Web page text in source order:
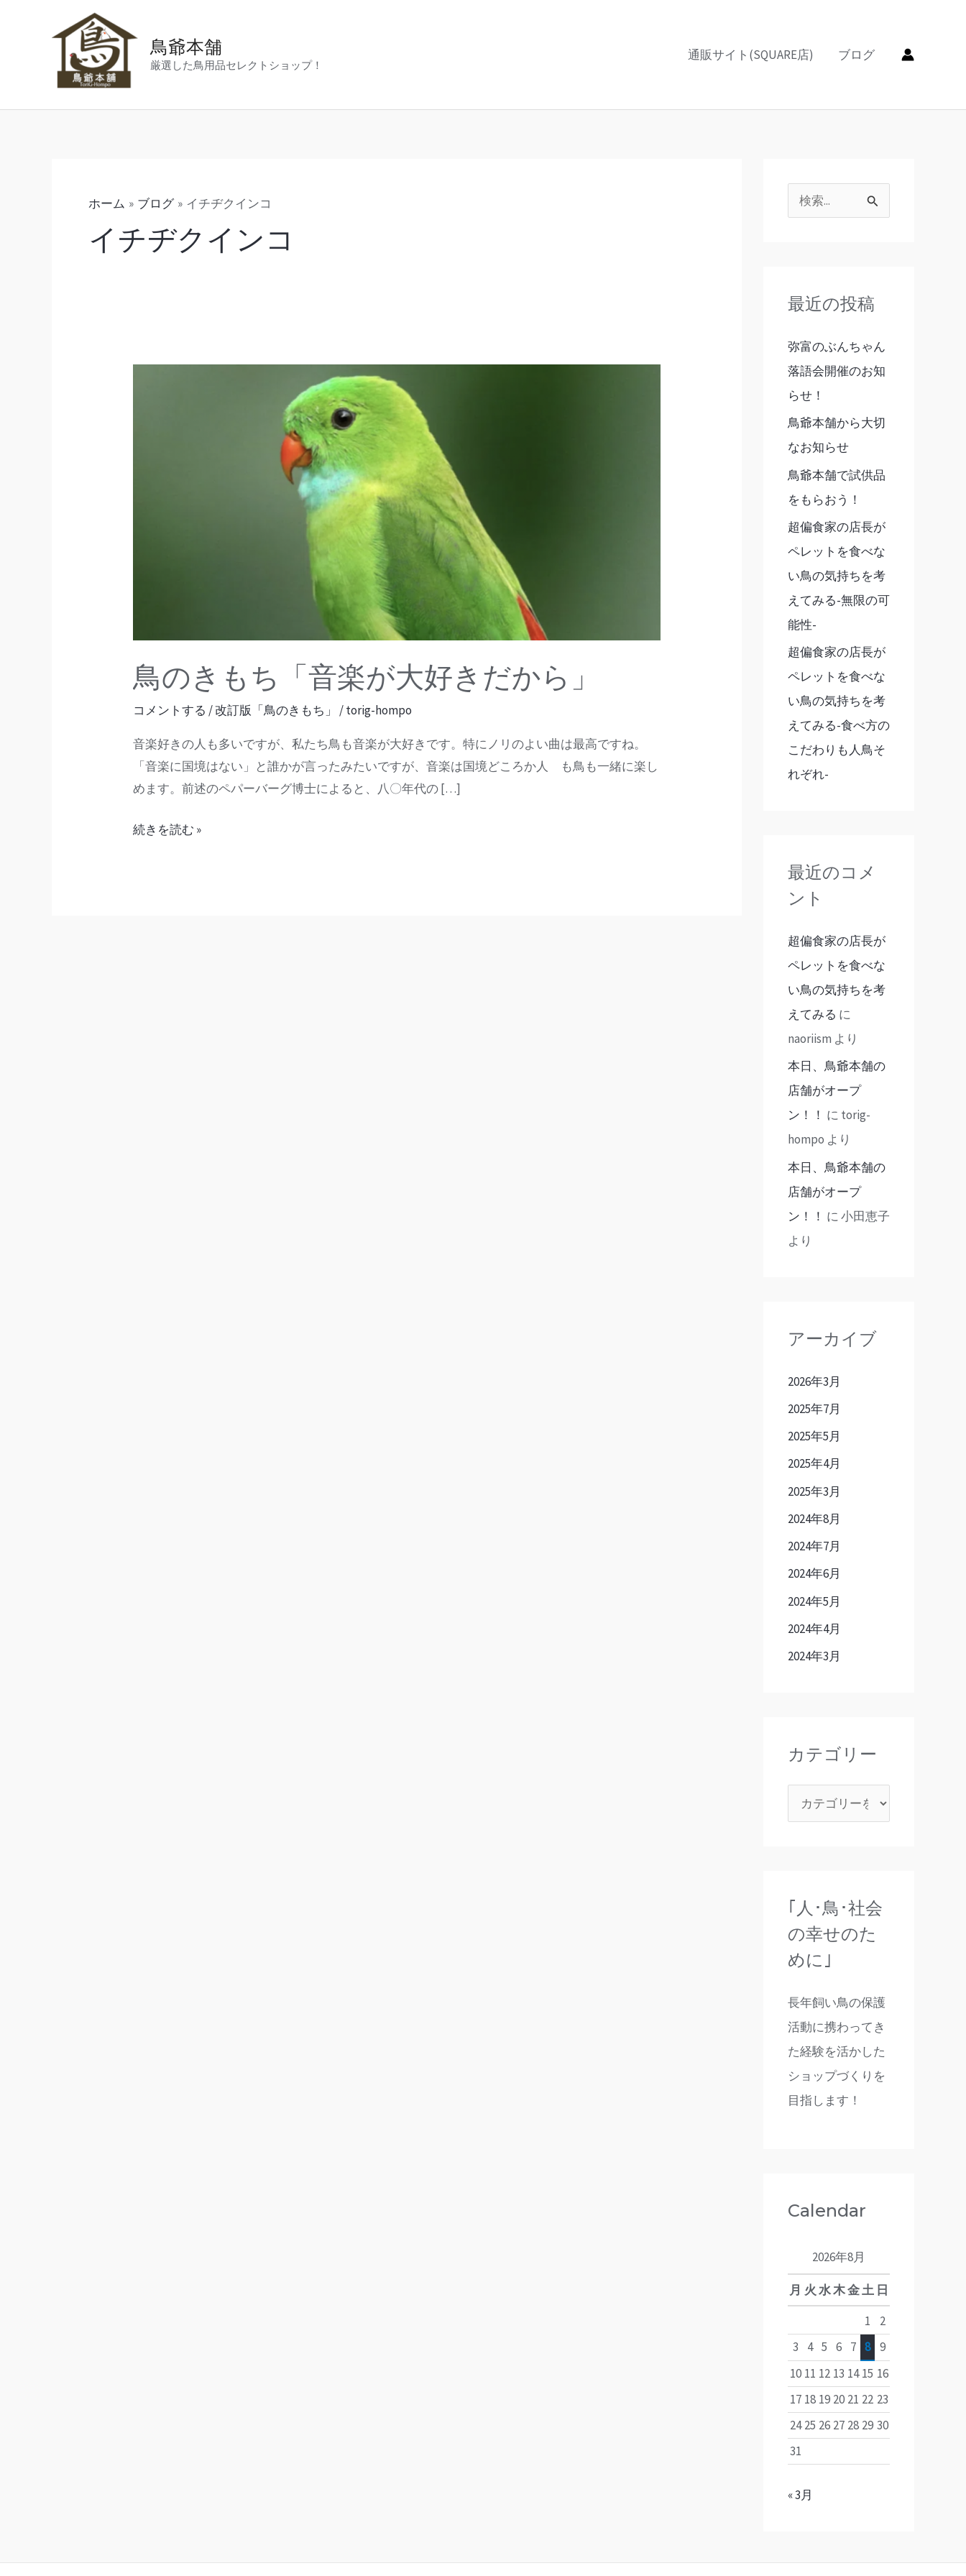
鳥爺本舗
厳選した鳥用品セレクトショップ！
通販サイト(SQUARE店) ブログ
ホーム ブログ イチヂクインコ
イチヂクインコ
鳥のきもち「音楽が大好きだから」
コメントする /改訂版「鳥のきもち」 /torig-hompo
音楽好きの人も多いですが、私たち鳥も音楽が大好きです。特にノリのよい曲は最高ですね。
「音楽に国境はない」と誰かが言ったみたいですが、音楽は国境どころか人 も鳥も一緒に楽し
めます。前述のペパーバーグ博士によると、八〇年代の […]
か
ら」
続きを読む »
:最近の投稿
弥富のぶんちゃん
落語会開催のお知
らせ！
鳥爺本舗から大切
なお知らせ
鳥爺本舗で試供品
をもらおう！
超偏食家の店長が
ペレットを食べな
い鳥の気持ちを考
えてみる-無限の可
能性-
超偏食家の店長が
ペレットを食べな
い鳥の気持ちを考
えてみる-食べ方の
こだわりも人鳥そ
れぞれ-
最近のコメ
ント
超偏食家の店長が
ペレットを食べな
い鳥の気持ちを考
えてみる に
naoriism より
本日、鳥爺本舗の
店舗がオープ
ン！！ に torig-
hompo より
本日、鳥爺本舗の
店舗がオープ
ン！！ に小田恵子
より
アーカイブ
2026年3月
2025年7月
2025年5月
2025年4月
2025年3月
2024年8月
2024年7月
2024年6月
2024年5月
2024年4月
2024年3月
カテゴリー
ゴ
ー
｢人･鳥･社会
の幸せのた
めに｣
長年飼い鳥の保護
活動に携わってき
た経験を活かした
ショップづくりを
目指します！
Calendar
2026年8月
月 火 水木金土 日
1
2
3
4 5 6 7 8 9
10 11 12 13 14 15 16
17 18 19 20 21 22 23
24 25 26 27 28 29 30
31
« 3月